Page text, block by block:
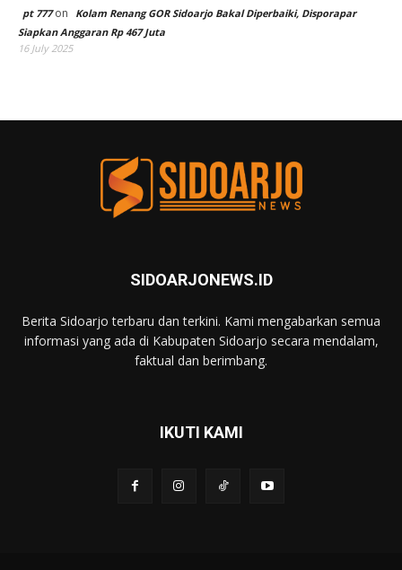
pt 777on
Kolam Renang GOR Sidoarjo Bakal Diperbaiki, Disporapar
Siapkan Anggaran Rp 467 Juta
16 July 2025
SIDOARJONEWS.ID
Berita Sidoarjo terbaru dan terkini. Kami mengabarkan semua
informasi yang ada di Kabupaten Sidoarjo secara mendalam,
faktual dan berimbang.
IKUTI KAMI